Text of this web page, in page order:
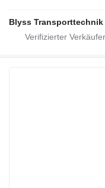
Blyss Transporttechnik